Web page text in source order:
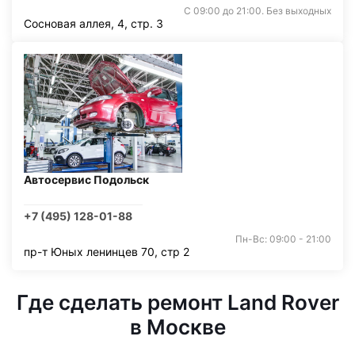
С 09:00 до 21:00. Без выходных
Сосновая аллея, 4, стр. 3
Автосервис Подольск
+7 (495) 128-01-88
Пн-Вс: 09:00 - 21:00
пр-т Юных ленинцев 70, стр 2
Где сделать ремонт Land Rover
в Москве